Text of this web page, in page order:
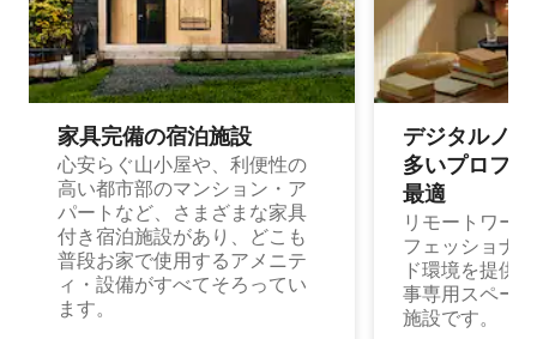
家具完備の宿⁠泊⁠施⁠設
心安らぐ山小屋や、利便性の
高い都市部のマンション・ア
パートなど、さまざまな家具
付き宿泊施設があり、どこも
普段お家で使用するアメニテ
ィ・設備がすべてそろってい
ます。
デジタルノ
多⁠いプ⁠ロ⁠フ⁠
最⁠適
リモートワー
フェッショナ
ド環境を提供
事専用スペー
施設です。